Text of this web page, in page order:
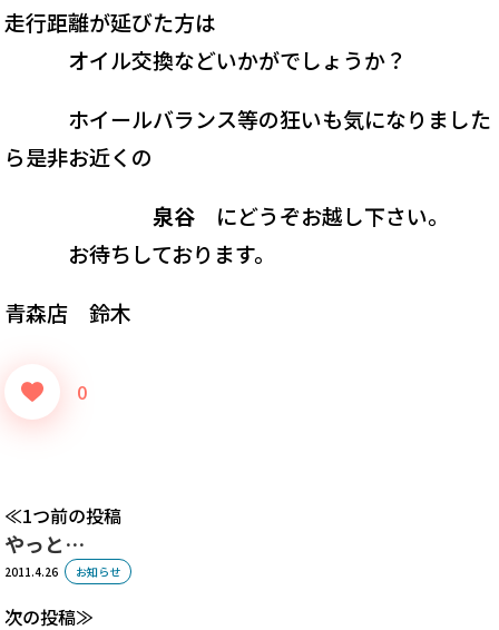
走行距離が延びた方は
オイル交換などいかがでしょうか？
ホイールバランス等の狂いも気になりました
ら是非お近くの
泉谷 にどうぞお越し下さい。
お待ちしております。
青森店 鈴木
0
1つ前の投稿
やっと…
2011.4.26 お知らせ
次の投稿